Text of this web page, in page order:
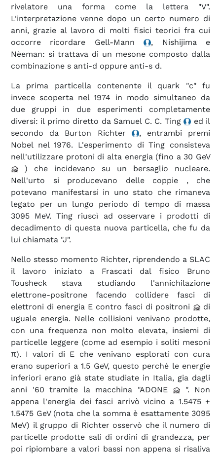
rivelatore una forma come la lettera "V".
L'interpretazione venne dopo un certo numero di
anni, grazie al lavoro di molti fisici teorici fra cui
occorre ricordare Gell-Mann
, Nishijima e
Nèeman: si trattava di un mesone composto dalla
combinazione s anti-d oppure anti-s d.
La prima particella contenente il quark "c" fu
invece scoperta nel 1974 in modo simultaneo da
due gruppi in due esperimenti completamente
diversi: il primo diretto da Samuel C. C. Ting
ed il
secondo da Burton Richter
, entrambi premi
Nobel nel 1976. L'esperimento di Ting consisteva
nell'utilizzare protoni di alta energia (fino a 30 GeV
) che incidevano su un bersaglio nucleare.
Nell'urto si producevano delle coppie , che
potevano manifestarsi in uno stato che rimaneva
legato per un lungo periodo di tempo di massa
3095 MeV. Ting riuscì ad osservare i prodotti di
decadimento di questa nuova particella, che fu da
lui chiamata "J".
Nello stesso momento Richter, riprendendo a SLAC
il lavoro iniziato a Frascati dal fisico Bruno
Tousheck stava studiando l'annichilazione
elettrone-positrone facendo collidere fasci di
elettroni di energia E contro fasci di positroni
di
uguale energia. Nelle collisioni venivano prodotte,
con una frequenza non molto elevata, insiemi di
particelle leggere (come ad esempio i soliti mesoni
π). I valori di E che venivano esplorati con cura
erano superiori a 1.5 GeV, questo perché le energie
inferiori erano già state studiate in Italia, gia dagli
anni '60 tramite la macchina "ADONE
". Non
appena l'energia dei fasci arrivò vicino a 1.5475 +
1.5475 GeV (nota che la somma è esattamente 3095
MeV) il gruppo di Richter osservò che il numero di
particelle prodotte salì di ordini di grandezza, per
poi ripiombare a valori bassi non appena si risaliva